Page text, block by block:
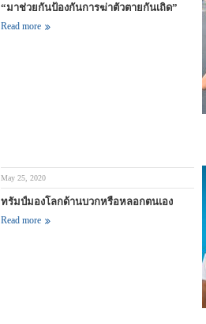
“มาช่วยกันป้องกันการฆ่าตัวตายกันเถิด”
Read more
May 25, 2020
ทรัมป์มองโลกด้านบวกหรือหลอกตนเอง
Read more